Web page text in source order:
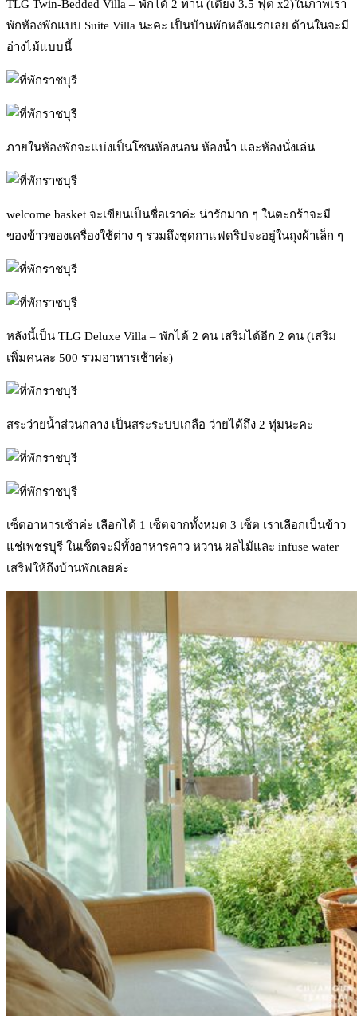
TLG Twin-Bedded Villa – พักได้ 2 ท่าน (เตียง 3.5 ฟุต x2)ในภาพเรา
พักห้องพักแบบ Suite Villa นะคะ เป็นบ้านพักหลังแรกเลย ด้านในจะมี
อ่างไม้แบบนี้
ภายในห้องพักจะแบ่งเป็นโซนห้องนอน ห้องน้ำ และห้องนั่งเล่น
welcome basket จะเขียนเป็นชื่อเราค่ะ น่ารักมาก ๆ ในตะกร้าจะมี
ของข้าวของเครื่องใช้ต่าง ๆ รวมถึงชุดกาแฟดริปจะอยู่ในถุงผ้าเล็ก ๆ
หลังนี้เป็น TLG Deluxe Villa – พักได้ 2 คน เสริมได้อีก 2 คน (เสริม
เพิ่มคนละ 500 รวมอาหารเช้าค่ะ)
สระว่ายน้ำส่วนกลาง เป็นสระระบบเกลือ ว่ายได้ถึง 2 ทุ่มนะคะ
เซ็ตอาหารเช้าค่ะ เลือกได้ 1 เซ็ตจากทั้งหมด 3 เซ็ต เราเลือกเป็นข้าว
แช่เพชรบุรี ในเซ็ตจะมีทั้งอาหารคาว หวาน ผลไม้และ infuse water
เสริฟให้ถึงบ้านพักเลยค่ะ